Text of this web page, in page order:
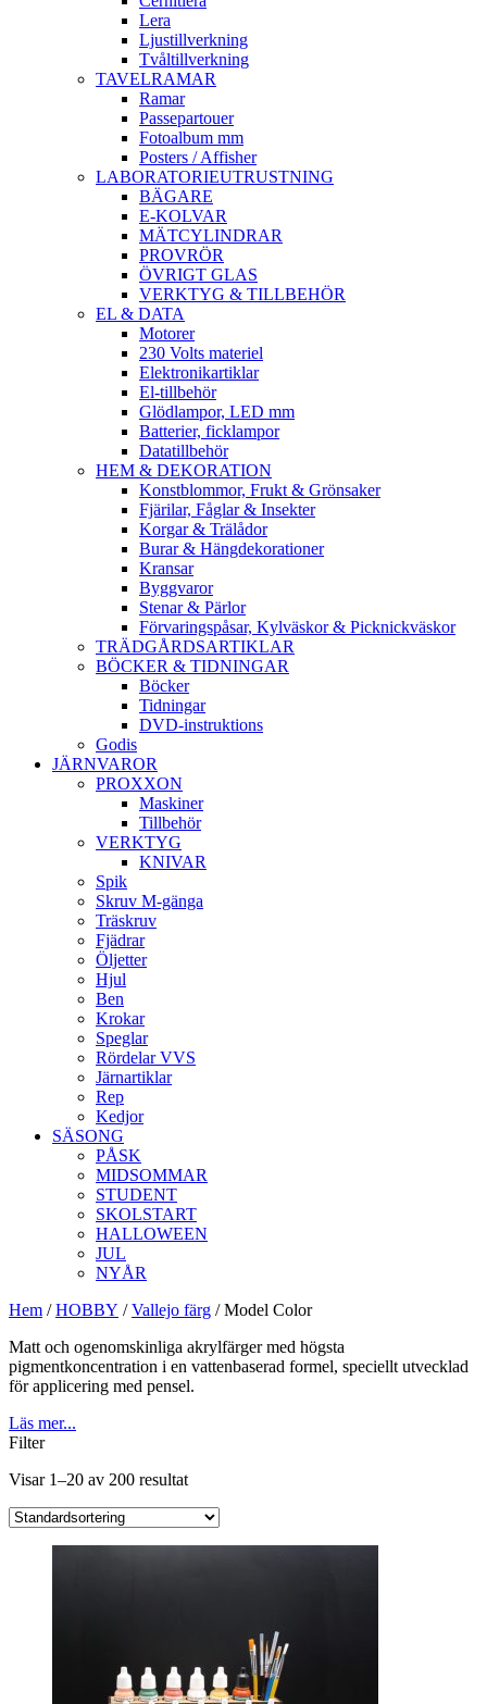
Lera
Ljustillverkning
Tvåltillverkning
TAVELRAMAR
Ramar
Passepartouer
Fotoalbum mm
Posters / Affisher
LABORATORIEUTRUSTNING
BÄGARE
E-KOLVAR
MÄTCYLINDRAR
PROVRÖR
ÖVRIGT GLAS
VERKTYG & TILLBEHÖR
EL & DATA
Motorer
230 Volts materiel
Elektronikartiklar
El-tillbehör
Glödlampor, LED mm
Batterier, ficklampor
Datatillbehör
HEM & DEKORATION
Konstblommor, Frukt & Grönsaker
Fjärilar, Fåglar & Insekter
Korgar & Trälådor
Burar & Hängdekorationer
Kransar
Byggvaror
Stenar & Pärlor
Förvaringspåsar, Kylväskor & Picknickväskor
TRÄDGÅRDSARTIKLAR
BÖCKER & TIDNINGAR
Böcker
Tidningar
DVD-instruktions
Godis
JÄRNVAROR
PROXXON
Maskiner
Tillbehör
VERKTYG
KNIVAR
Spik
Skruv M-gänga
Träskruv
Fjädrar
Öljetter
Hjul
Ben
Krokar
Speglar
Rördelar VVS
Järnartiklar
Rep
Kedjor
SÄSONG
PÅSK
MIDSOMMAR
STUDENT
SKOLSTART
HALLOWEEN
JUL
NYÅR
Hem /HOBBY /Vallejo färg / Model Color
Matt och ogenomskinliga akrylfärger med högsta
pigmentkoncentration i en vattenbaserad formel, speciellt utvecklad
för applicering med pensel.
Läs mer...
Filter
Visar 1–20 av 200 resultat